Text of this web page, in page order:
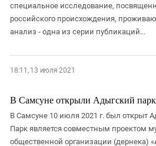
специальное исследование,
российского происхождения,
анализ - одна из серии публикаций...
18:11, 13 июля 2021
В Самсуне открыли Адыгский
В Самсуне 10 июля 2021 г. был открыт
Парк является совместным проектом
общественной организации (дернека)